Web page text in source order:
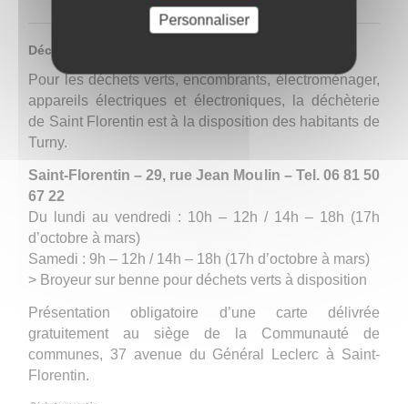
Déchèterie
Pour les déchets verts, encombrants, électroménager,
appareils électriques et électroniques, la déchèterie
de Saint Florentin est à la disposition des habitants de
Turny.
Saint-Florentin – 29, rue Jean Moulin – Tel. 06 81 50
67 22
Du lundi au vendredi : 10h – 12h / 14h – 18h (17h
d’octobre à mars)
Samedi : 9h – 12h / 14h – 18h (17h d’octobre à mars)
> Broyeur sur benne pour déchets verts à disposition
Présentation obligatoire d’une carte délivrée
gratuitement au siège de la Communauté de
communes, 37 avenue du Général Leclerc à Saint-
Florentin.
Personnaliser